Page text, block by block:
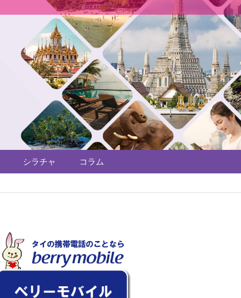
シラチャ コラム